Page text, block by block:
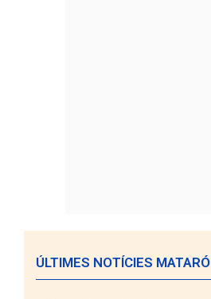
ÚLTIMES NOTÍCIES MATARÓ